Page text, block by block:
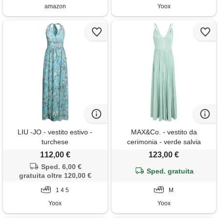
amazon Yoox
LIU -JO - vestito estivo -
turchese
112,00 €
Sped. 6,00 €
gratuita oltre 120,00 €
1 4 5
Yoox
MAX&Co. - vestito da
cerimonia - verde salvia
123,00 €
Sped. gratuita
M
Yoox